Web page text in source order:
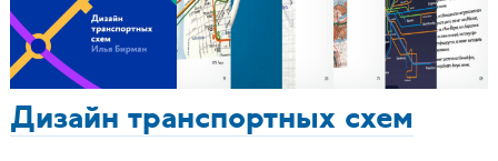
Дизайн транспортных схем